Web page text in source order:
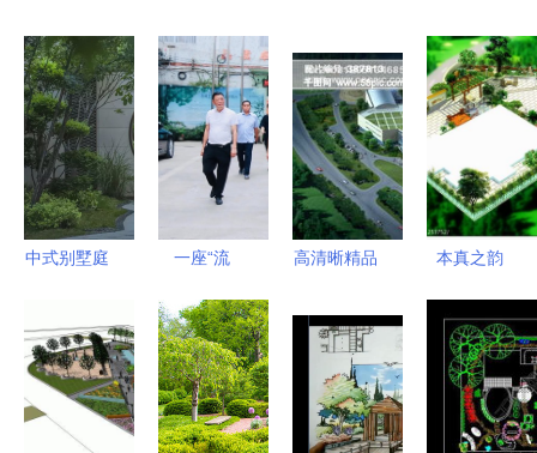
中式别墅庭
的艺术与哲
学
一座“流
太康县驻广
东对外开放
工作站的园
林隐喻
高清晰精品
观设计素材
免费下载指
南
本真之韵
计理念与生
态价值的探
索